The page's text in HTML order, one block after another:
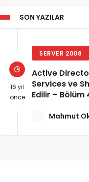
SON YAZILAR
16 yıl
önce
SERVER 2008
Active
Services ve
Edilir – Bölüm
Mahmut